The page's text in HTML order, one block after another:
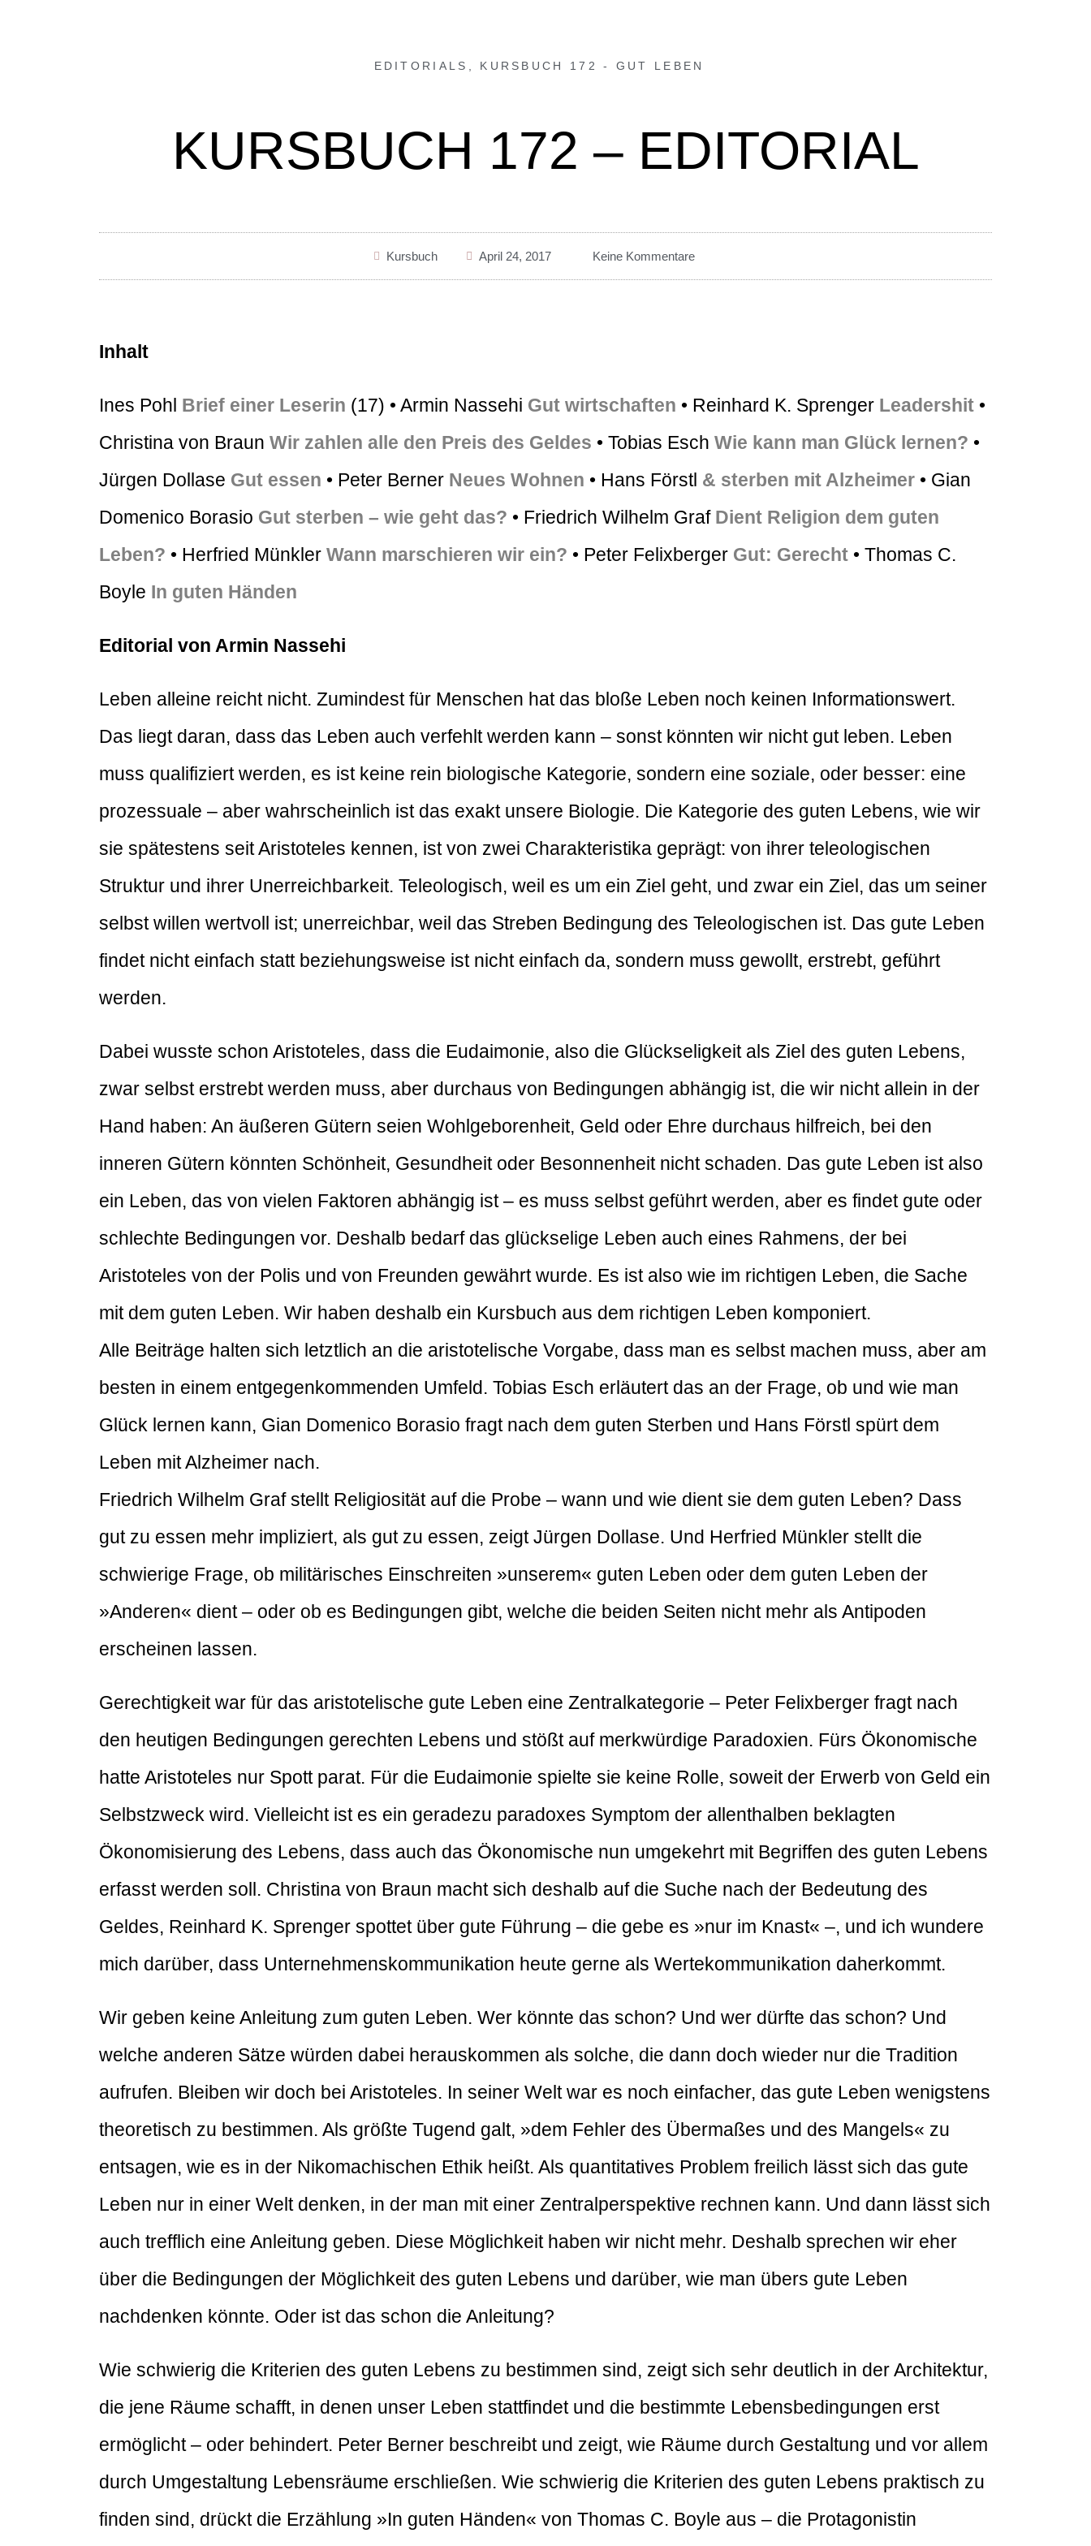
EDITORIALS KURSBUCH 172 - GUT LEBEN
KURSBUCH 172 – EDITORIAL
Kursbuch April 24, 2017 Keine Kommentare
Inhalt
Ines Pohl Brief einer Leserin (17) • Armin Nassehi Gut wirtschaften • Reinhard K. Sprenger Leadershit •
Christina von Braun Wir zahlen alle den Preis des Geldes • Tobias Esch Wie kann man Glück lernen? •
Jürgen Dollase Gut essen • Peter Berner Neues Wohnen • Hans Förstl & sterben mit Alzheimer • Gian
Domenico Borasio Gut sterben – wie geht das? • Friedrich Wilhelm Graf Dient Religion dem guten
Leben? • Herfried Münkler Wann marschieren wir ein? • Peter Felixberger Gut: Gerecht • Thomas C.
Boyle In guten Händen
Editorial von Armin Nassehi
Leben alleine reicht nicht. Zumindest für Menschen hat das bloße Leben noch keinen Informationswert.
Das liegt daran, dass das Leben auch verfehlt werden kann – sonst könnten wir nicht gut leben. Leben
muss qualifiziert werden, es ist keine rein biologische Kategorie, sondern eine soziale, oder besser: eine
prozessuale – aber wahrscheinlich ist das exakt unsere Biologie. Die Kategorie des guten Lebens, wie wir
sie spätestens seit Aristoteles kennen, ist von zwei Charakteristika geprägt: von ihrer teleologischen
Struktur und ihrer Unerreichbarkeit. Teleologisch, weil es um ein Ziel geht, und zwar ein Ziel, das um seiner
selbst willen wertvoll ist; unerreichbar, weil das Streben Bedingung des Teleologischen ist. Das gute Leben
findet nicht einfach statt beziehungsweise ist nicht einfach da, sondern muss gewollt, erstrebt, geführt
werden.
Dabei wusste schon Aristoteles, dass die Eudaimonie, also die Glückseligkeit als Ziel des guten Lebens,
zwar selbst erstrebt werden muss, aber durchaus von Bedingungen abhängig ist, die wir nicht allein in der
Hand haben: An äußeren Gütern seien Wohlgeborenheit, Geld oder Ehre durchaus hilfreich, bei den
inneren Gütern könnten Schönheit, Gesundheit oder Besonnenheit nicht schaden. Das gute Leben ist also
ein Leben, das von vielen Faktoren abhängig ist – es muss selbst geführt werden, aber es findet gute oder
schlechte Bedingungen vor. Deshalb bedarf das glückselige Leben auch eines Rahmens, der bei
Aristoteles von der Polis und von Freunden gewährt wurde. Es ist also wie im richtigen Leben, die Sache
mit dem guten Leben. Wir haben deshalb ein Kursbuch aus dem richtigen Leben komponiert.
Alle Beiträge halten sich letztlich an die aristotelische Vorgabe, dass man es selbst machen muss, aber am
besten in einem entgegenkommenden Umfeld. Tobias Esch erläutert das an der Frage, ob und wie man
Glück lernen kann, Gian Domenico Borasio fragt nach dem guten Sterben und Hans Förstl spürt dem
Leben mit Alzheimer nach.
Friedrich Wilhelm Graf stellt Religiosität auf die Probe – wann und wie dient sie dem guten Leben? Dass
gut zu essen mehr impliziert, als gut zu essen, zeigt Jürgen Dollase. Und Herfried Münkler stellt die
schwierige Frage, ob militärisches Einschreiten »unserem« guten Leben oder dem guten Leben der
»Anderen« dient – oder ob es Bedingungen gibt, welche die beiden Seiten nicht mehr als Antipoden
erscheinen lassen.
Gerechtigkeit war für das aristotelische gute Leben eine Zentralkategorie – Peter Felixberger fragt nach
den heutigen Bedingungen gerechten Lebens und stößt auf merkwürdige Paradoxien. Fürs Ökonomische
hatte Aristoteles nur Spott parat. Für die Eudaimonie spielte sie keine Rolle, soweit der Erwerb von Geld ein
Selbstzweck wird. Vielleicht ist es ein geradezu paradoxes Symptom der allenthalben beklagten
Ökonomisierung des Lebens, dass auch das Ökonomische nun umgekehrt mit Begriffen des guten Lebens
erfasst werden soll. Christina von Braun macht sich deshalb auf die Suche nach der Bedeutung des
Geldes, Reinhard K. Sprenger spottet über gute Führung – die gebe es »nur im Knast« –, und ich wundere
mich darüber, dass Unternehmenskommunikation heute gerne als Wertekommunikation daherkommt.
Wir geben keine Anleitung zum guten Leben. Wer könnte das schon? Und wer dürfte das schon? Und
welche anderen Sätze würden dabei herauskommen als solche, die dann doch wieder nur die Tradition
aufrufen. Bleiben wir doch bei Aristoteles. In seiner Welt war es noch einfacher, das gute Leben wenigstens
theoretisch zu bestimmen. Als größte Tugend galt, »dem Fehler des Übermaßes und des Mangels« zu
entsagen, wie es in der Nikomachischen Ethik heißt. Als quantitatives Problem freilich lässt sich das gute
Leben nur in einer Welt denken, in der man mit einer Zentralperspektive rechnen kann. Und dann lässt sich
auch trefflich eine Anleitung geben. Diese Möglichkeit haben wir nicht mehr. Deshalb sprechen wir eher
über die Bedingungen der Möglichkeit des guten Lebens und darüber, wie man übers gute Leben
nachdenken könnte. Oder ist das schon die Anleitung?
Wie schwierig die Kriterien des guten Lebens zu bestimmen sind, zeigt sich sehr deutlich in der Architektur,
die jene Räume schafft, in denen unser Leben stattfindet und die bestimmte Lebensbedingungen erst
ermöglicht – oder behindert. Peter Berner beschreibt und zeigt, wie Räume durch Gestaltung und vor allem
durch Umgestaltung Lebensräume erschließen. Wie schwierig die Kriterien des guten Lebens praktisch zu
finden sind, drückt die Erzählung »In guten Händen« von Thomas C. Boyle aus – die Protagonistin